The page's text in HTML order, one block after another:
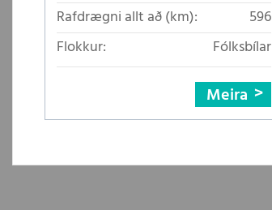
Rafdrægni allt að (km):
596
Flokkur:
Fólksbílar
Meira